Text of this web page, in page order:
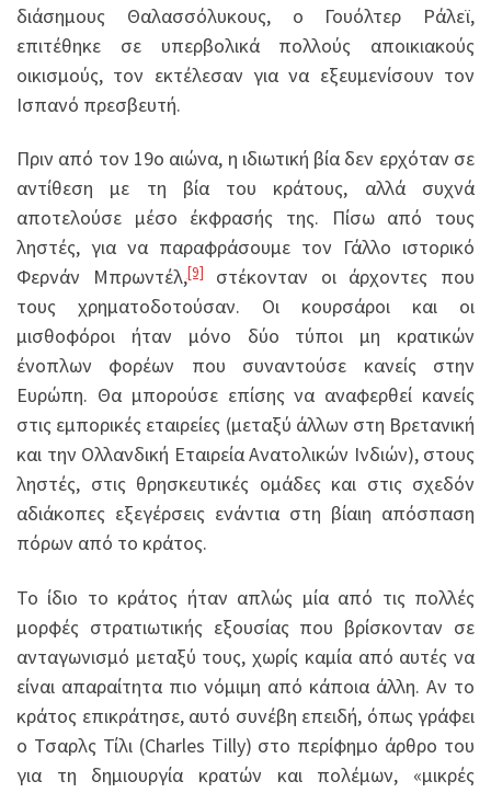
διάσημους Θαλασσόλυκους, ο Γουόλτερ Ράλεϊ,
επιτέθηκε σε υπερβολικά πολλούς αποικιακούς
οικισμούς, τον εκτέλεσαν για να εξευμενίσουν τον
Ισπανό πρεσβευτή.
Πριν από τον 19ο αιώνα, η ιδιωτική βία δεν ερχόταν σε
αντίθεση με τη βία του κράτους, αλλά συχνά
αποτελούσε μέσο έκφρασής της. Πίσω από τους
ληστές, για να παραφράσουμε τον Γάλλο ιστορικό
Φερνάν Μπρωντέλ,[9]
στέκονταν οι άρχοντες που
τους χρηματοδοτούσαν. Οι κουρσάροι και οι
μισθοφόροι ήταν μόνο δύο τύποι μη κρατικών
ένοπλων φορέων που συναντούσε κανείς στην
Ευρώπη. Θα μπορούσε επίσης να αναφερθεί κανείς
στις εμπορικές εταιρείες (μεταξύ άλλων στη Βρετανική
και την Ολλανδική Εταιρεία Ανατολικών Ινδιών), στους
ληστές, στις θρησκευτικές ομάδες και στις σχεδόν
αδιάκοπες εξεγέρσεις ενάντια στη βίαιη απόσπαση
πόρων από το κράτος.
Το ίδιο το κράτος ήταν απλώς μία από τις πολλές
μορφές στρατιωτικής εξουσίας που βρίσκονταν σε
ανταγωνισμό μεταξύ τους, χωρίς καμία από αυτές να
είναι απαραίτητα πιο νόμιμη από κάποια άλλη. Αν το
κράτος επικράτησε, αυτό συνέβη επειδή, όπως γράφει
ο Τσαρλς Τίλι (Charles Tilly) στο περίφημο άρθρο του
για τη δημιουργία κρατών και πολέμων, «μικρές